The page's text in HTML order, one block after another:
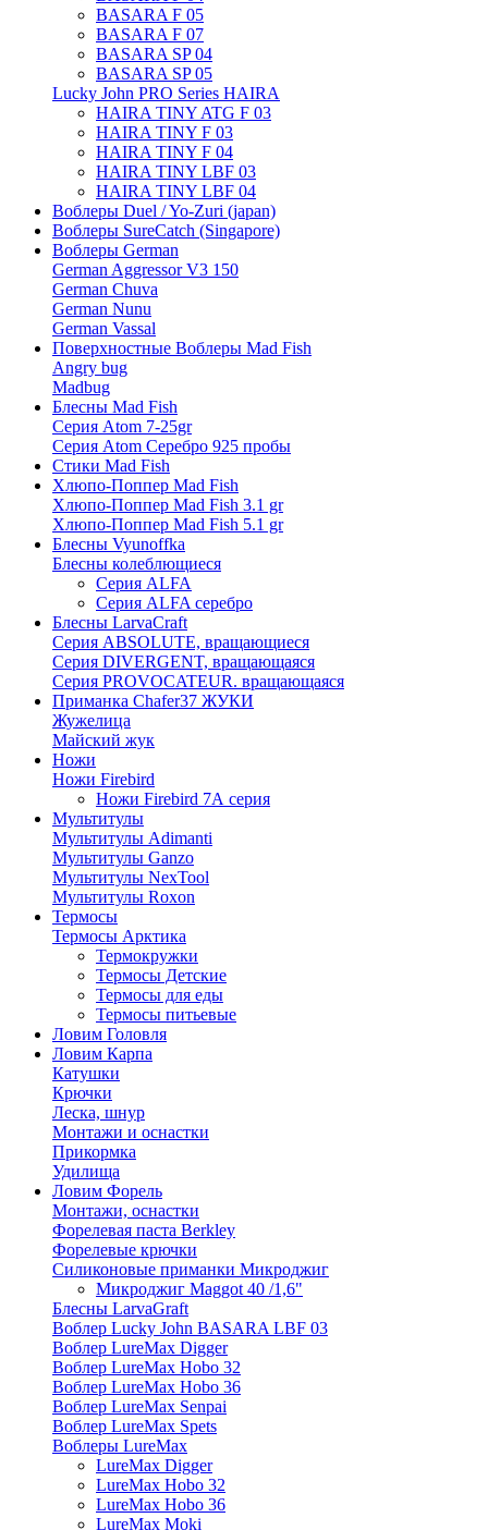
BASARA F 05
BASARA F 07
BASARA SP 04
BASARA SP 05
Lucky John PRO Series HAIRA
HAIRA TINY ATG F 03
HAIRA TINY F 03
HAIRA TINY F 04
HAIRA TINY LBF 03
HAIRA TINY LBF 04
Воблеры Duel / Yo-Zuri (japan)
Воблеры SureCatch (Singapore)
Воблеры German
German Aggressor V3 150
German Chuva
German Nunu
German Vassal
Поверхностные Воблеры Mad Fish
Angry bug
Madbug
Блесны Mad Fish
Серия Atom 7-25gr
Серия Atom Серебро 925 пробы
Стики Mad Fish
Хлюпо-Поппер Mad Fish
Хлюпо-Поппер Mad Fish 3.1 gr
Хлюпо-Поппер Mad Fish 5.1 gr
Блесны Vyunoffka
Блесны колеблющиеся
Серия ALFA
Серия ALFA серебро
Блесны LarvaCraft
Серия ABSOLUTE, вращающиеся
Серия DIVERGENT, вращающаяся
Серия PROVOCATEUR. вращающаяся
Приманка Chafer37 ЖУКИ
Жужелица
Майский жук
Ножи
Ножи Firebird
Ножи Firebird 7А серия
Мультитулы
Мультитулы Adimanti
Мультитулы Ganzo
Мультитулы NexTool
Мультитулы Roxon
Термосы
Термосы Арктика
Термокружки
Термосы Детские
Термосы для еды
Термосы питьевые
Ловим Головля
Ловим Карпа
Катушки
Крючки
Леска, шнур
Монтажи и оснастки
Прикормка
Удилища
Ловим Форель
Монтажи, оснастки
Форелевая паста Berkley
Форелевые крючки
Силиконовые приманки Микроджиг
Микроджиг Maggot 40 /1,6"
Блесны LarvaGraft
Воблер Lucky John BASARA LBF 03
Воблер LureMax Digger
Воблер LureMax Hobo 32
Воблер LureMax Hobo 36
Воблер LureMax Senpai
Воблер LureMax Spets
Воблеры LureMax
LureMax Digger
LureMax Hobo 32
LureMax Hobo 36
LureMax Moki